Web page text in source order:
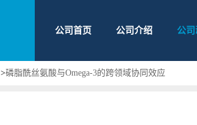
公司首页 公司介绍 公司
>磷脂酰丝氨酸与Omega-3的跨领域协同效应